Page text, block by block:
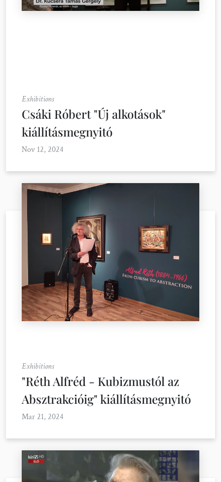
Exhibitions
Csáki Róbert "Új alkotások"
kiállításmegnyitó
Nov 12, 2024
Exhibitions
"Réth Alfréd - Kubizmustól az
Absztrakcióig" kiállításmegnyitó
Mar 21, 2024